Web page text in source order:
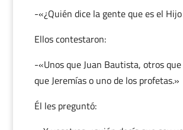
-«¿Quién dice la gente que es el
Ellos contestaron:
-«Unos que Juan Bautista, otros
que Jeremías o uno de los profetas.»
Él les preguntó: